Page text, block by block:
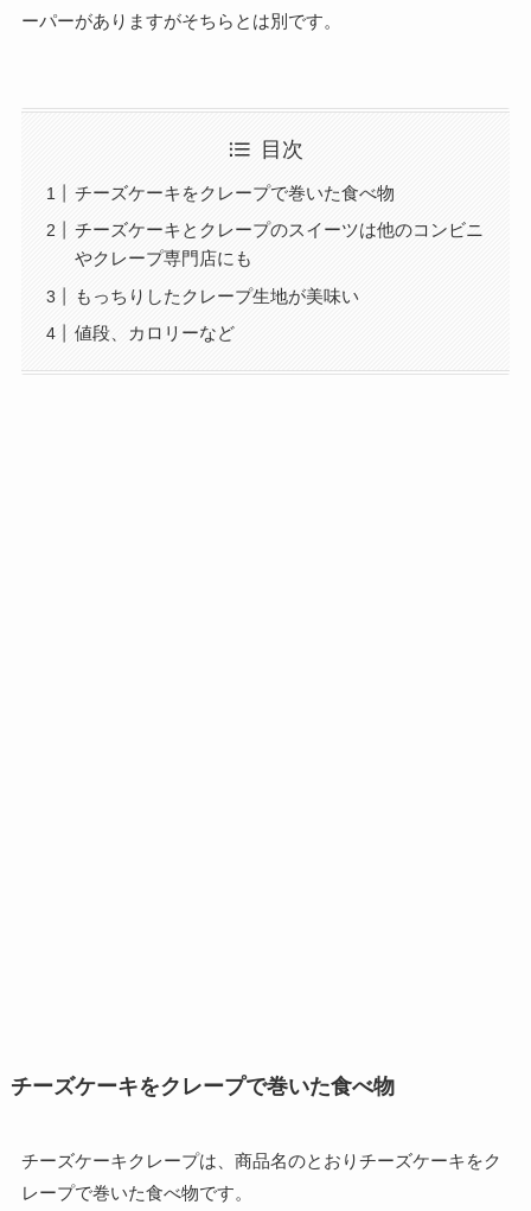
ーパーがありますがそちらとは別です。
目次
チーズケーキをクレープで巻いた食べ物
チーズケーキとクレープのスイーツは他のコンビニ
やクレープ専門店にも
もっちりしたクレープ生地が美味い
値段、カロリーなど
チーズケーキをクレープで巻いた食べ物
チーズケーキクレープは、商品名のとおりチーズケーキをク
レープで巻いた食べ物です。